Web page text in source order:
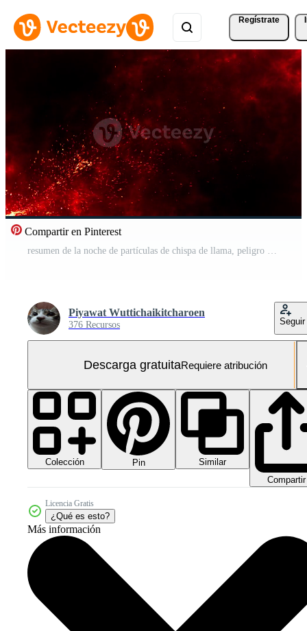
Regístrate
Compartir en Pinterest
resumen de la noche de partículas de chispa de llama, peligro de fogata, efecto de destello de calor de fuego ardiente, elemento de chispa de humo del infierno del infierno, aislado caliente, combustible mágico de chimenea ligera Vídeo Gratis
Piyawat Wuttichaikitcharoen
376 Recursos Seguir
Descarga gratuitaRequiere atribución
Colección Pin
Similar
Compartir
Licencia Gratis
¿Qué es esto?
Más información